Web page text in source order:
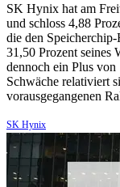
SK Hynix hat am
und schloss 4,88
die den
31,50 Prozent seines
dennoch ein Plus
Schwäche relativiert
vorausgegangenen
SK Hynix